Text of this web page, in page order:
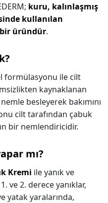
kuru, kalınlaşmış
kullanılan
bir üründür.
formülasyonu ile cilt
kaynaklanan
besleyerek bakımını
cilt tarafından çabuk
bir nemlendiricidir.
mı?
Kremi ile yanık ve
ve 2. derece yanıklar,
yatak yaralarında,